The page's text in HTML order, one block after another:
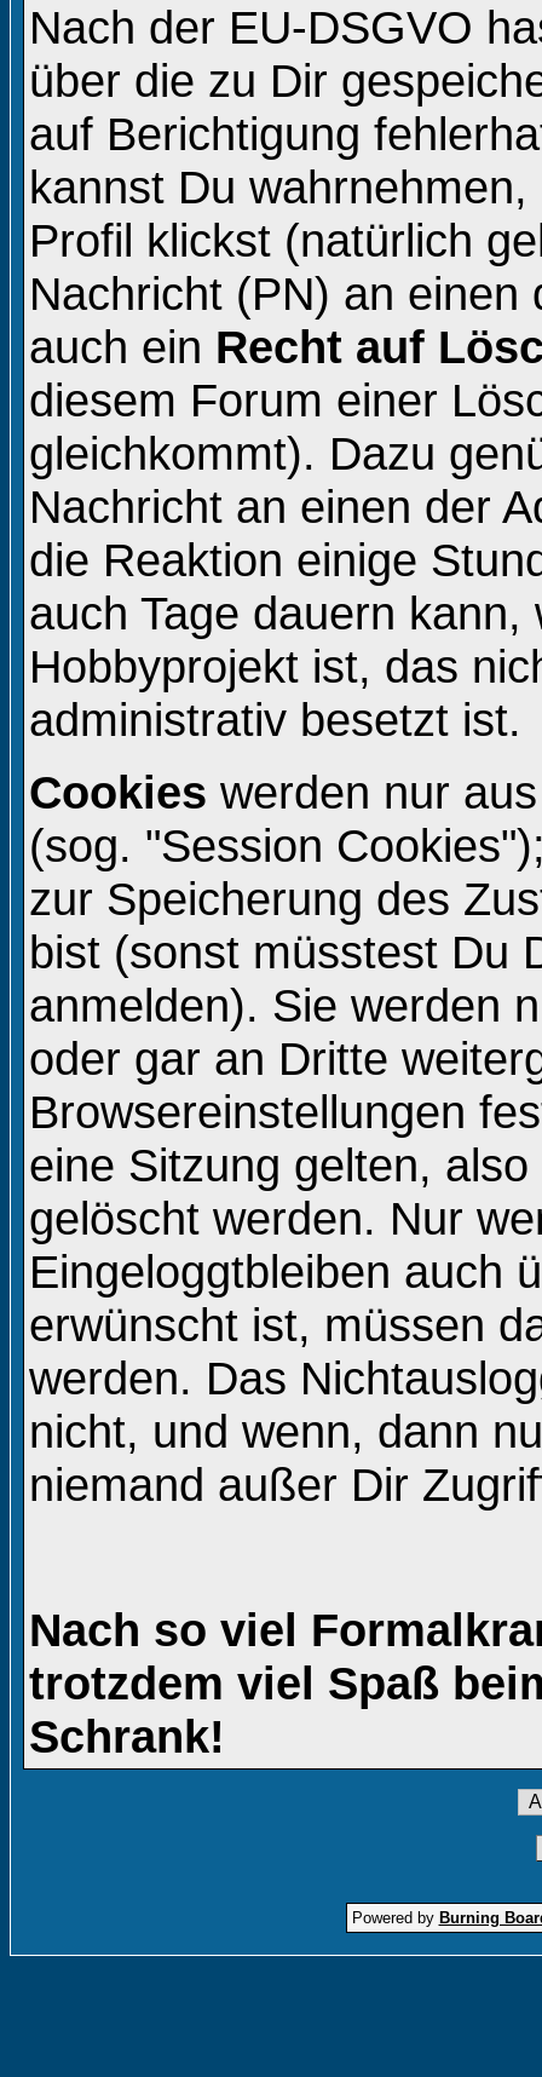
Nach der EU-DSGVO
über die zu Dir
auf Berichtigung
kannst Du
Profil klickst (natürlich
Nachricht (PN) an
auch ein Recht auf
diesem Forum einer
gleichkommt). Dazu
Nachricht an einen der
die Reaktion einige
auch Tage dauern
Hobbyprojekt ist, das
administrativ besetzt ist.
Cookies werden nur
(sog. "Session
zur Speicherung des
bist (sonst müsstest Du
anmelden). Sie werden
oder gar an Dritte
Browsereinstellungen
eine Sitzung gelten,
gelöscht werden. Nur
Eingeloggtbleiben auch
erwünscht ist, müssen
werden. Das
nicht, und wenn, dann
niemand außer Dir
Nach so viel
trotzdem viel Spaß
Schrank!
Powered by Burning